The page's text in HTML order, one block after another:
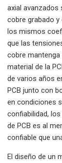
axial avanzados
cobre grabado y
los mismos
que las
cobre
material de la
de varios años
PCB junto con
en condiciones
confiabilidad,
de PCB es al
confiable que
El diseño de un